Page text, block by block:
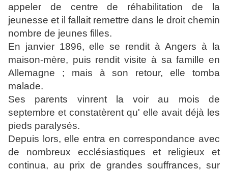
appeler de centre de réhabilitation de la
jeunesse et il fallait remettre dans le droit chemin
nombre de jeunes filles.
En janvier 1896, elle se rendit à Angers à la
maison-mère, puis rendit visite à sa famille en
Allemagne ; mais à son retour, elle tomba
malade.
Ses parents vinrent la voir au mois de
septembre et constatèrent qu' elle avait déjà les
pieds paralysés.
Depuis lors, elle entra en correspondance avec
de nombreux ecclésiastiques et religieux et
continua, au prix de grandes souffrances, sur